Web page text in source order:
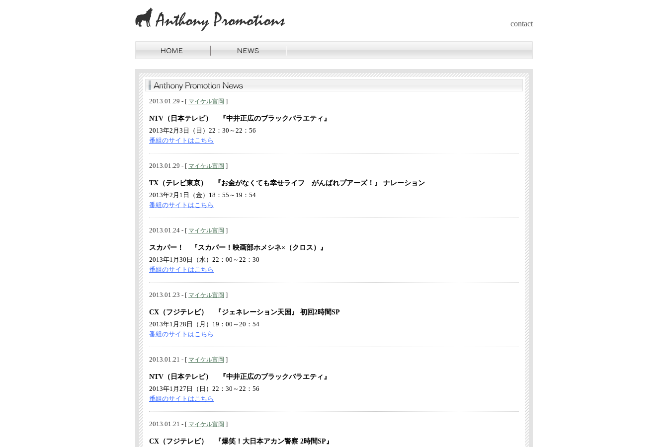
2013.01.29 - [ マイケル富岡 ]
NTV（日本テレビ） 『中井正広のブラックバラエティ』
2013年2月3日（日）22：30～22：56
番組のサイトはこちら
2013.01.29 - [ マイケル富岡 ]
TX（テレビ東京） 『お金がなくても幸せライフ がんばれプアーズ！』 ナレーション
2013年2月1日（金）18：55～19：54
番組のサイトはこちら
2013.01.24 - [ マイケル富岡 ]
スカパー！ 『スカパー！映画部ホメシネ×（クロス）』
2013年1月30日（水）22：00～22：30
番組のサイトはこちら
2013.01.23 - [ マイケル富岡 ]
CX（フジテレビ） 『ジェネレーション天国』 初回2時間SP
2013年1月28日（月）19：00～20：54
番組のサイトはこちら
2013.01.21 - [ マイケル富岡 ]
NTV（日本テレビ） 『中井正広のブラックバラエティ』
2013年1月27日（日）22：30～22：56
番組のサイトはこちら
2013.01.21 - [ マイケル富岡 ]
CX（フジテレビ） 『爆笑！大日本アカン警察 2時間SP』
contact